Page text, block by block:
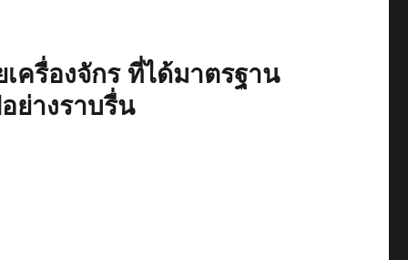
ครื่องจักร ที่ได้มาตรฐาน
ย่างราบรื่น